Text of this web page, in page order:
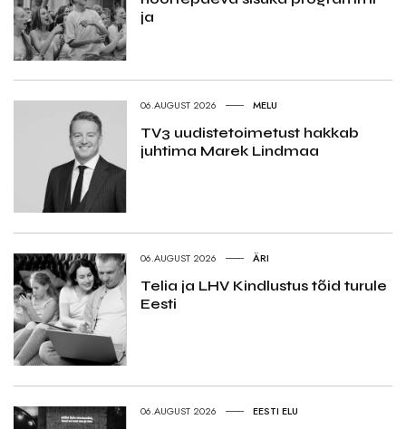
ja
06.AUGUST 2026 MELU
TV3 uudistetoimetust hakkab
juhtima Marek Lindmaa
06.AUGUST 2026 ÄRI
Telia ja LHV Kindlustus tõid turule
Eesti
06.AUGUST 2026 EESTI ELU